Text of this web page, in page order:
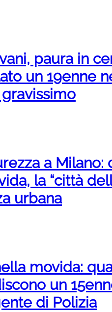
paura in
un 19enne
a Milano:
la “città
urbana
movida:
un
di Polizia